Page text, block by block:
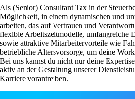
Als (Senior) Consultant Tax in der
Möglichkeit, in einem dynamischen und
arbeiten, das auf Vertrauen und
flexible Arbeitszeitmodelle, umfangreiche
sowie attraktive Mitarbeitervorteile wie
betriebliche Altersvorsorge, um deine
Bei uns kannst du nicht nur deine
aktiv an der Gestaltung unserer
Karriere vorantreiben.